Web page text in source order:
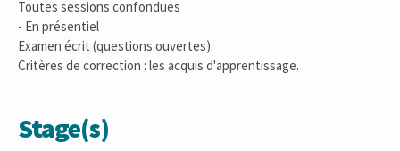
Toutes sessions confondues
- En présentiel
Examen écrit (questions ouvertes).
Critères de correction : les acquis d'apprentissage.
Stage(s)